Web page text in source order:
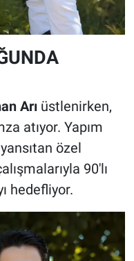
Arıüstlenirken,
atıyor. Yapım
özel
90'lı
hedefliyor.